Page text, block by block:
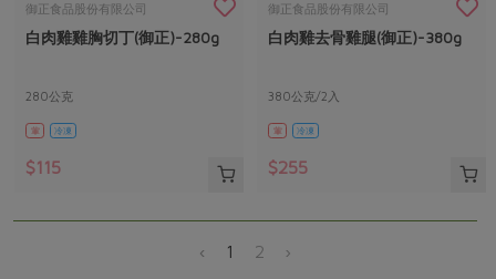
御正食品股份有限公司
白肉雞雞胸切丁(御正)-280g
280公克
葷 冷凍
$115
御正食品股份有限公司
白肉雞去骨雞腿(御正)-380g
380公克/2入
葷 冷凍
$255
‹ 1 2 ›